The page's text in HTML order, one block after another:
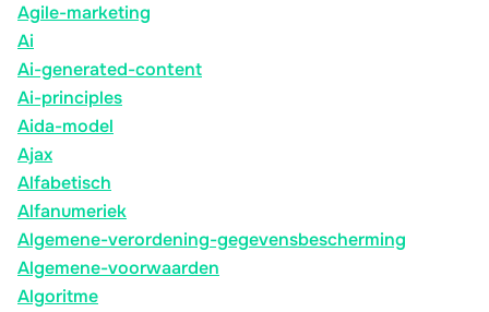
Agile-marketing
Ai
Ai-generated-content
Ai-principles
Aida-model
Ajax
Alfabetisch
Alfanumeriek
Algemene-verordening-gegevensbescherming
Algemene-voorwaarden
Algoritme